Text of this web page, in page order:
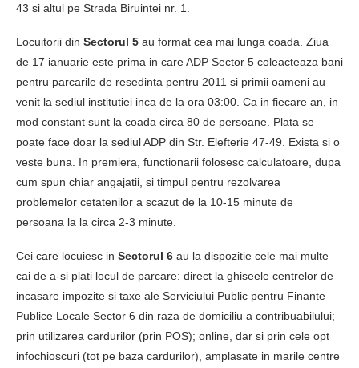
43 si altul pe Strada Biruintei nr. 1.
Locuitorii din Sectorul 5 au format cea mai lunga coada. Ziua
de 17 ianuarie este prima in care ADP Sector 5 coleacteaza bani
pentru parcarile de resedinta pentru 2011 si primii oameni au
venit la sediul institutiei inca de la ora 03:00. Ca in fiecare an, in
mod constant sunt la coada circa 80 de persoane. Plata se
poate face doar la sediul ADP din Str. Elefterie 47-49. Exista si o
veste buna. In premiera, functionarii folosesc calculatoare, dupa
cum spun chiar angajatii, si timpul pentru rezolvarea
problemelor cetatenilor a scazut de la 10-15 minute de
persoana la la circa 2-3 minute.
Cei care locuiesc in Sectorul 6 au la dispozitie cele mai multe
cai de a-si plati locul de parcare: direct la ghiseele centrelor de
incasare impozite si taxe ale Serviciului Public pentru Finante
Publice Locale Sector 6 din raza de domiciliu a contribuabilului;
prin utilizarea cardurilor (prin POS); online, dar si prin cele opt
infochioscuri (tot pe baza cardurilor), amplasate in marile centre